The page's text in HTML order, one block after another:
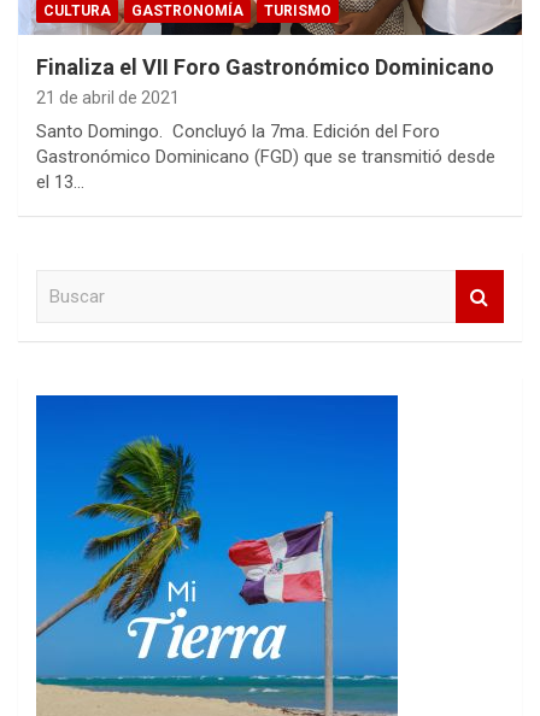
CULTURA GASTRONOMÍA TURISMO
Finaliza el VII Foro Gastronómico Dominicano
21 de abril de 2021
Santo Domingo. Concluyó la 7ma. Edición del Foro
Gastronómico Dominicano (FGD) que se transmitió desde
el 13…